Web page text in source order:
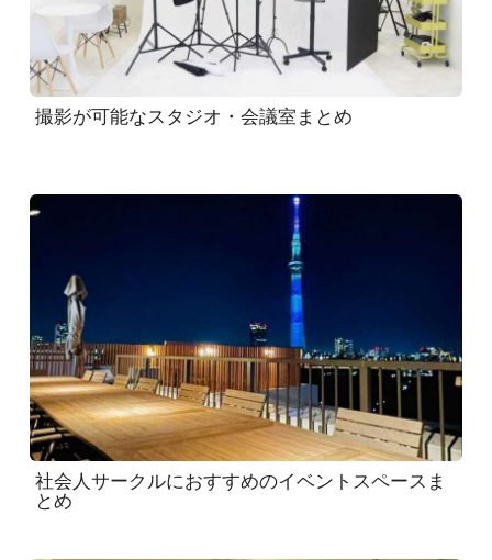
撮影が可能なスタジオ・会議室まとめ
社会人サークルにおすすめのイベントスペースま
とめ